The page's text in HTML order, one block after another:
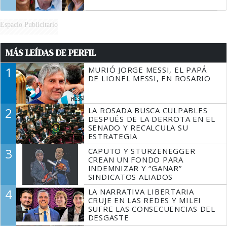
Espacio Publicitario
MÁS LEÍDAS DE PERFIL
1
MURIÓ JORGE MESSI, EL PAPÁ
DE LIONEL MESSI, EN ROSARIO
2
LA ROSADA BUSCA CULPABLES
DESPUÉS DE LA DERROTA EN EL
SENADO Y RECALCULA SU
ESTRATEGIA
3
CAPUTO Y STURZENEGGER
CREAN UN FONDO PARA
INDEMNIZAR Y “GANAR”
SINDICATOS ALIADOS
4
LA NARRATIVA LIBERTARIA
CRUJE EN LAS REDES Y MILEI
SUFRE LAS CONSECUENCIAS DEL
DESGASTE